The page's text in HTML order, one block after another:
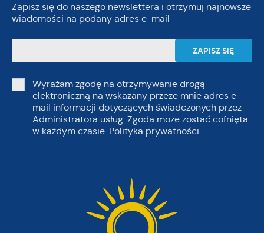
Zapisz się do naszego newslettera i otrzymuj najnowsze
wiadomości na podany adres e-mail
Wyrażam zgodę na otrzymywanie drogą
elektroniczną na wskazany przeze mnie adres e-
mail informacji dotyczących świadczonych przez
Administratora usług. Zgoda może zostać cofnięta
w każdym czasie. Polityka prywatności